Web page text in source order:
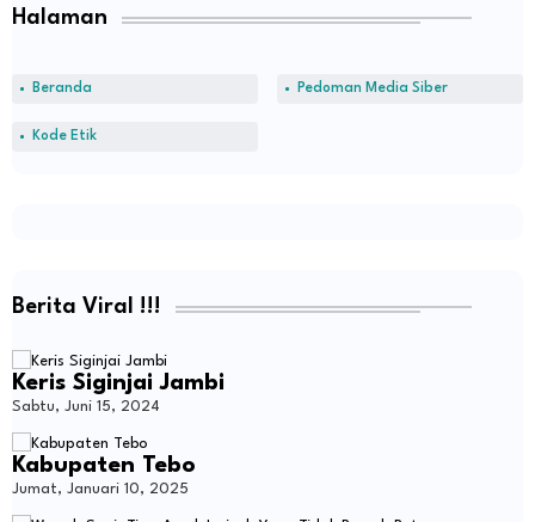
Halaman
Beranda Pedoman Media Siber
Kode Etik
Berita Viral !!!
Keris Siginjai Jambi
Sabtu, Juni 15, 2024
Kabupaten Tebo
Jumat, Januari 10, 2025